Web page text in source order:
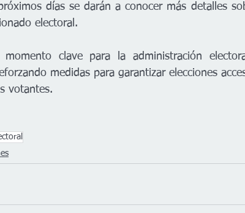
días se darán a conocer más detalles
electoral.
clave para la administración
medidas para garantizar elecciones
votantes.